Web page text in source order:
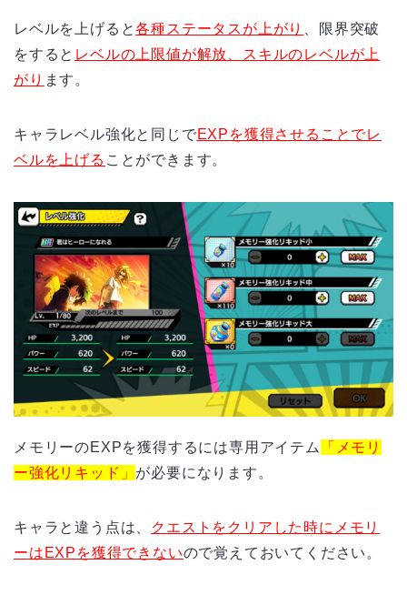
レベルを上げると各種ステータスが上がり
、限界突破
をすると レベルの上限値が解放、スキルのレベルが上
がり ます。
キャラレベル強化と同じでEXPを獲得させることでレ
ベルを上げる ことができます。
メモリーのEXPを獲得するには専用アイテム
「メモリ
ー強化リキッド」 が必要になります。
キャラと違う点は、
クエストをクリアした時にメモリ
ーはEXPを獲得できないので覚えておいてください。